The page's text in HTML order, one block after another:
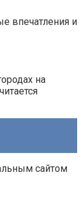
впечатления и
на
сайтом